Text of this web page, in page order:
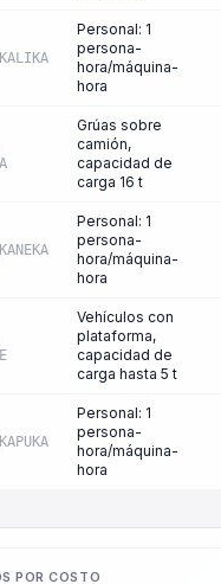
Personal: 1
persona-
hora/máquina-
hora
Grúas sobre
camión,
capacidad de
carga 16 t
Personal: 1
persona-
hora/máquina-
hora
Vehículos con
plataforma,
capacidad de
carga hasta 5 t
Personal: 1
persona-
hora/máquina-
hora
POR COSTO